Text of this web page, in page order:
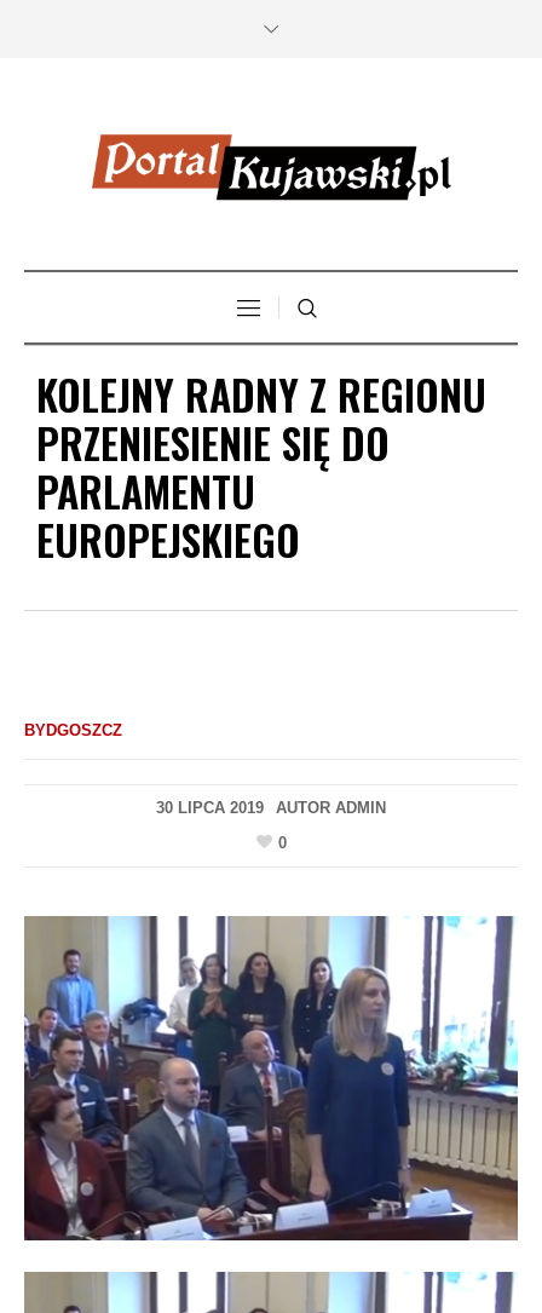
KOLEJNY RADNY Z REGIONU
PRZENIESIENIE SIĘ DO
PARLAMENTU
EUROPEJSKIEGO
BYDGOSZCZ
30 LIPCA 2019 AUTOR ADMIN
0